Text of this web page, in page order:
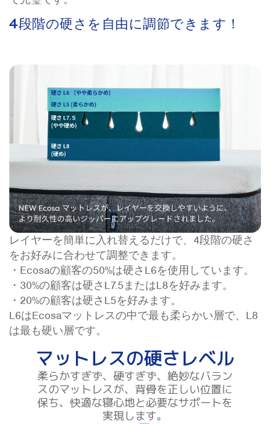
4段階の硬さを自由に調節できます！
レイヤーを簡単に入れ替えるだけで、4段階の硬さ
をお好みに合わせて調整できます。
・Ecosaの顧客の50%は硬さL6を使用しています。
・30%の顧客は硬さL7.5またはL8を好みます。
・20%の顧客は硬さL5を好みます。
L6はEcosaマットレスの中で最も柔らかい層で、L8
は最も硬い層です。
マットレスの硬さレベル
柔らかすぎず、硬すぎず、絶妙なバラン
スのマットレスが、背骨を正しい位置に
保ち、快適な寝心地と必要なサポートを
実現します。